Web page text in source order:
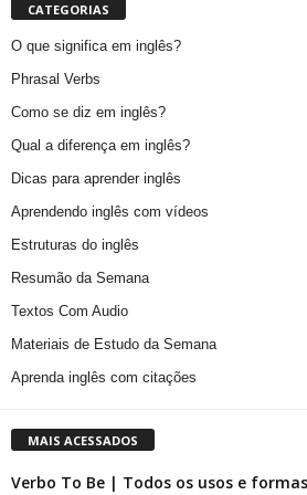
CATEGORIAS
O que significa em inglês?
Phrasal Verbs
Como se diz em inglês?
Qual a diferença em inglês?
Dicas para aprender inglês
Aprendendo inglês com vídeos
Estruturas do inglês
Resumão da Semana
Textos Com Audio
Materiais de Estudo da Semana
Aprenda inglês com citações
MAIS ACESSADOS
Verbo To Be | Todos os usos e formas